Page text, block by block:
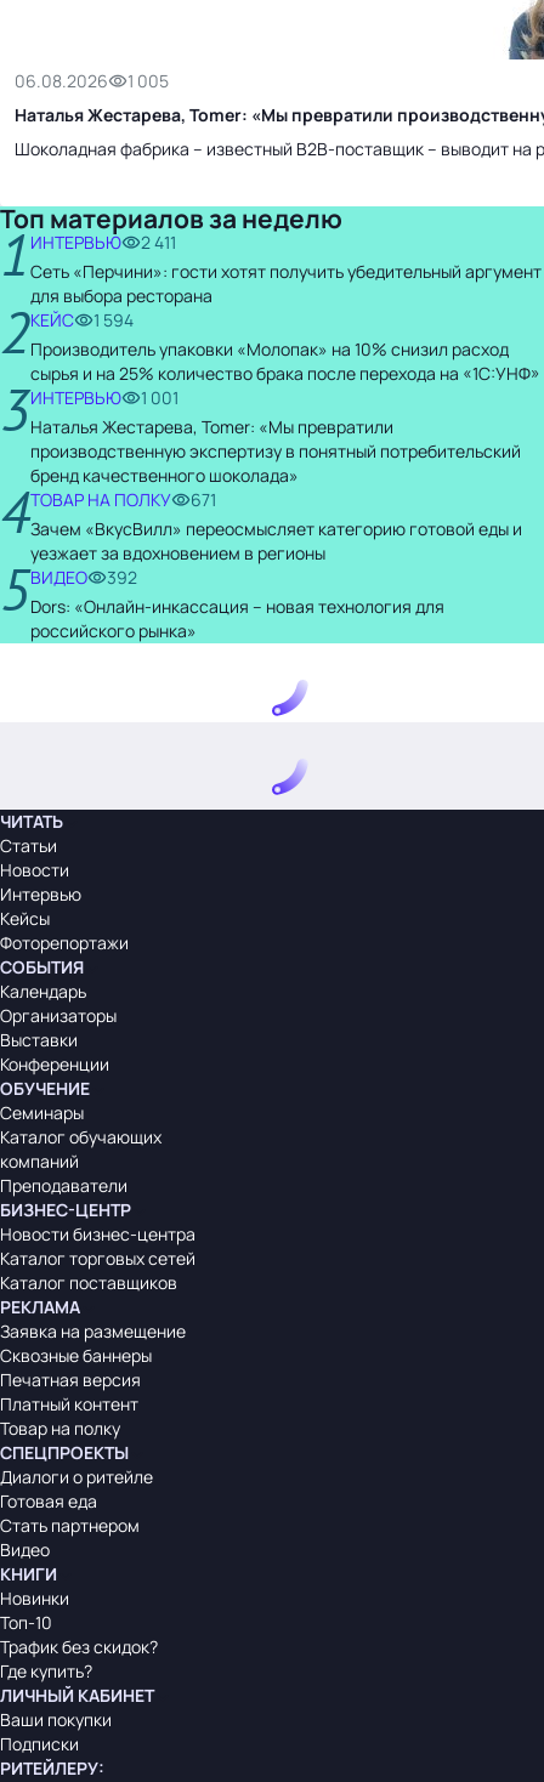
06.08.2026
1 005
Наталья Жестарева, Tomer: «Мы превратили
Шоколадная фабрика – известный B2B-поставщик – выводит
Топ материалов за неделю
1 ИНТЕРВЬЮ
2 411
Сеть «Перчини»: гости хотят получить убедительный аргумент
для выбора ресторана
2КЕЙС
1 594
Производитель упаковки «Молопак» на 10% снизил расход
сырья и на 25% количество брака после перехода на «1С:УНФ»
3ИНТЕРВЬЮ
1 001
Наталья Жестарева, Tomer: «Мы превратили
производственную экспертизу в понятный потребительский
бренд качественного шоколада»
4ТОВАР НА ПОЛКУ
671
Зачем «ВкусВилл» переосмысляет категорию готовой еды и
уезжает за вдохновением в регионы
5ВИДЕО
392
Dors: «Онлайн-инкассация – новая технология для
российского рынка»
ЧИТАТЬ
Статьи
Новости
Интервью
Кейсы
Фоторепортажи
СОБЫТИЯ
Календарь
Организаторы
Выставки
Конференции
ОБУЧЕНИЕ
Семинары
Каталог обучающих
компаний
Преподаватели
БИЗНЕС-ЦЕНТР
Новости бизнес-центра
Каталог торговых сетей
Каталог поставщиков
РЕКЛАМА
Заявка на размещение
Сквозные баннеры
Печатная версия
Платный контент
Товар на полку
СПЕЦПРОЕКТЫ
Диалоги о ритейле
Готовая еда
Стать партнером
Видео
КНИГИ
Новинки
Топ-10
Трафик без скидок?
Где купить?
ЛИЧНЫЙ КАБИНЕТ
Ваши покупки
Подписки
РИТЕЙЛЕРУ: